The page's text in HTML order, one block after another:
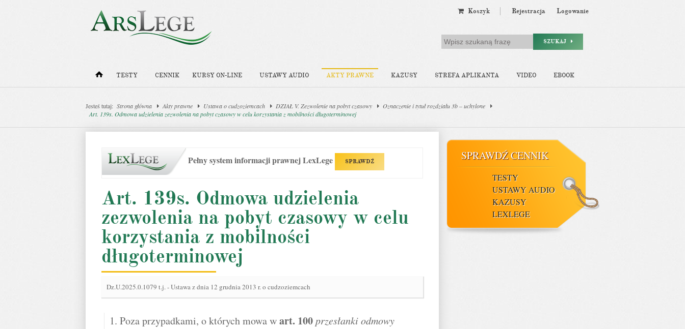
Koszyk Rejestracja Logowanie
SZUKAJ
TESTY CENNIK KURSY ON-LINE USTAWY AUDIO AKTY PRAWNE KAZUSY STREFA APLIKANTA VIDEO EBOOK
Jesteś tutaj: Strona główna Akty prawne Ustawa o cudzoziemcach DZIAŁ V. Zezwolenie na pobyt czasowy
Oznaczenie i tytuł rozdziału 3b – uchylone
Art. 139s. Odmowa udzielenia zezwolenia na pobyt czasowy w celu korzystania z mobilności długoterminowej
Pełny system informacji prawnej LexLege SPRAWDŹ
Art. 139s. Odmowa udzielenia
zezwolenia na pobyt czasowy w celu
korzystania z mobilności
długoterminowej
Dz.U.2025.0.1079 t.j.-Ustawa z dnia 12 grudnia 2013 r. o cudzoziemcach
1. Poza przypadkami, o których mowa wart. 100 przesłanki odmowy
SPRAWDŹ CENNIK
TESTY
USTAWY AUDIO
KAZUSY
LEXLEGE